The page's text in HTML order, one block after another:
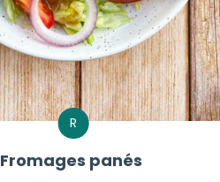
R
Fromages panés